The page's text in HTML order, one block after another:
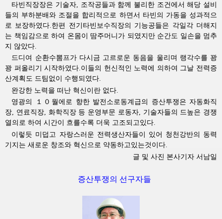
타빈직장장은 기술자, 조작공들과 함께 불리한 조건에서 해당 설비
들의 부하분배와 조절을 합리적으로 하면서 타빈의 가동을 성과적으
로 보장하였다.한편 전기타빈보수직장의 기능공들은 각일각 더해지
는 책임감으로 하여 온몸이 땀주머니가 되였지만 순간도 일손을 멈추
지 않았다.
드디여 순환수뽐프가 다시금 고르로운 동음을 울리며 랭각수를 꽝
꽝 퍼올리기 시작하였다.이들의 헌신적인 노력에 의하여 그날 전력증
산계획도 드팀없이 수행되였다.
완강한 노력을 떠난 혁신이란 없다.
영광의 １０월에로 향한 발전소로동계급의 증산투쟁은 자동화직
장, 연료직장, 화학직장 등 운영부문 로동자, 기술자들의 드높은 경쟁
열의로 하여 시간이 흐를수록 더욱 고조되고있다.
이렇듯 미덥고 자랑스러운 전력생산자들이 있어 청천강반의 동력
기지는 새로운 창조와 혁신으로 약동하고있는것이다.
글 및 사진 본사기자 서남일
증산투쟁의 선구자들